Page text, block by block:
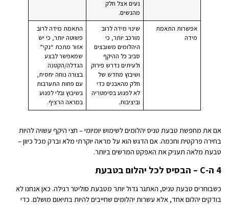
נעים אצל חלק
מהנשים.
אפשרות התאמת
מידה
שינוי מידה לרוב
מורכב יותר, כי
היהלומים משובצים
סביב כל ההיקף
ולעיתים נדרש פירוק
ושיבוץ מחדש של
חלק מהאבנים כדי
לא לפגוע בסימטריה
וביציבות.
התאמת מידה לרוב
פשוטה יותר, כי יש
אזור מתכת “נקי”
שמאפשר לבצע
הגדלה/הקטנה
בצורה נוחה יחסית,
עם פחות התערבות
בשיבוץ ובלי לפגוע
במראה הרציף.
אם את מחפשת טבעת טניס יהלומים לשימוש יומיומי – חצי היקף עשויה להיות
בחירה פרקטית וחכמה. אם הדגש הוא על מראה יוקרתי מלא וברק מכל כיוון –
טבעת מלאה תעניק את האפקט המרשים ביותר.
4 ה-C – הבסיס לכל יהלום בטבעת
כשבוחרים טבעת טניס, האתגר גדול יותר מטבעת סוליטר רגילה. כאן אנחנו לא
בודקים יהלום אחד, אלא עשרות יהלומים שחייבים להיות בתיאום מושלם. כדי